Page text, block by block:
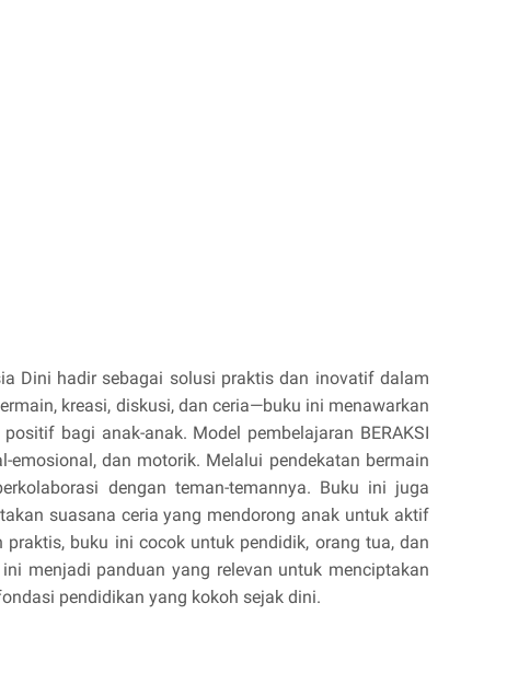
Dini hadir sebagai solusi praktis dan inovatif dalam
kreasi, diskusi, dan ceria—buku ini menawarkan
bagi anak-anak. Model pembelajaran BERAKSI
dan motorik. Melalui pendekatan bermain
dengan teman-temannya. Buku ini juga
suasana ceria yang mendorong anak untuk aktif
buku ini cocok untuk pendidik, orang tua, dan
menjadi panduan yang relevan untuk menciptakan
pendidikan yang kokoh sejak dini.